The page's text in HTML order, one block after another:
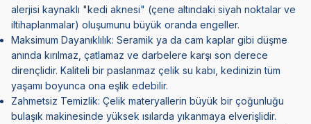
alerjisi kaynaklı "kedi aknesi" (çene altındaki siyah noktalar ve
iltihaplanmalar) oluşumunu büyük oranda engeller.
Maksimum Dayanıklılık: Seramik ya da cam kaplar gibi düşme
anında kırılmaz, çatlamaz ve darbelere karşı son derece
dirençlidir. Kaliteli bir paslanmaz çelik su kabı, kedinizin tüm
yaşamı boyunca ona eşlik edebilir.
Zahmetsiz Temizlik: Çelik materyallerin büyük bir çoğunluğu
bulaşık makinesinde yüksek ısılarda yıkanmaya elverişlidir.